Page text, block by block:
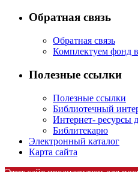
Обратная связь
Обратная связь
Комплектуем фонд
Полезные ссылки
Полезные ссылки
Библиотечный
Интернет- ресурсы
Библитекарю
Электронный каталог
Карта сайта